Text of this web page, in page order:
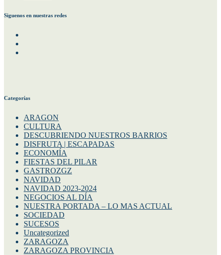
Siguenos en nuestras redes
Categorías
ARAGON
CULTURA
DESCUBRIENDO NUESTROS BARRIOS
DISFRUTA | ESCAPADAS
ECONOMÍA
FIESTAS DEL PILAR
GASTROZGZ
NAVIDAD
NAVIDAD 2023-2024
NEGOCIOS AL DÍA
NUESTRA PORTADA – LO MAS ACTUAL
SOCIEDAD
SUCESOS
Uncategorized
ZARAGOZA
ZARAGOZA PROVINCIA